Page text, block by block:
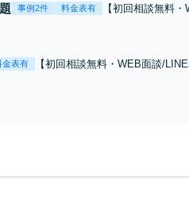
事例2件 料金表有
【初回相談無料
ない」解決を【夜
金表有
【初回相談無料・WEB面談/